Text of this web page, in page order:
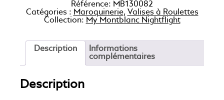
Référence: MB130082
Catégories : Maroquinerie, Valises à Roulettes
Collection: My Montblanc Nightflight
Description
Informations
complémentaires
Description